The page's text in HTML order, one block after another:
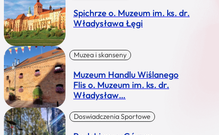
Spichrze o. Muzeum im. ks. dr.
Władysława Łęgi
Muzea i skanseny
Muzeum Handlu Wiślanego
Flis o. Muzeum im. ks. dr.
Władysław…
Doswiadczenia Sportowe